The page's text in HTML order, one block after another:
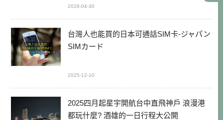
2026-04-30
台灣人也能買的日本可通話SIM卡-ジャパン
SIMカード
2025-12-10
2025四月起星宇開航台中直飛神戶 浪漫港
都玩什麼? 酒雄的一日行程大公開